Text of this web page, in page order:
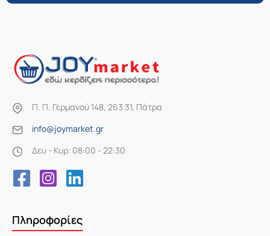
Π. Π. Γερμανού 148, 263 31, Πάτρα
info@joymarket.gr
Δευ - Κυρ: 08:00 - 22:30
Πληροφορίες